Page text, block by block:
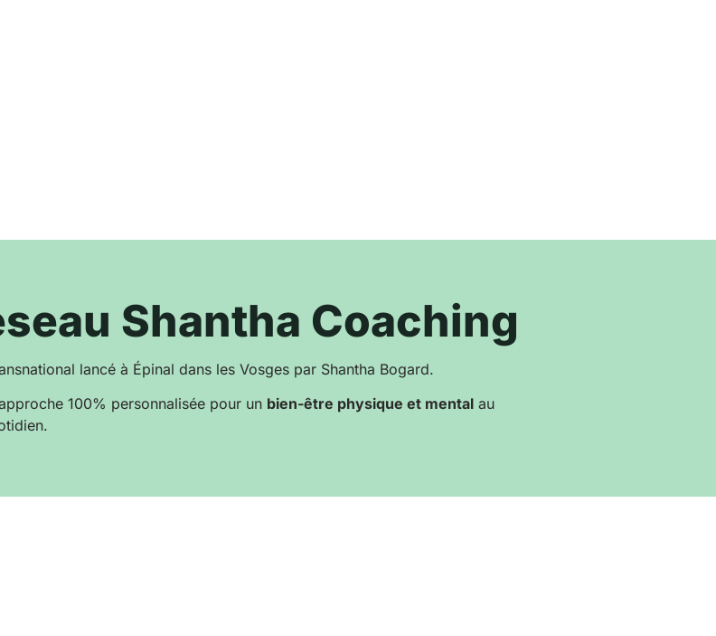
Shantha Coaching
lancé à Épinal dans les Vosges par Shantha Bogard.
100% personnalisée pour un bien-être physique et mental au